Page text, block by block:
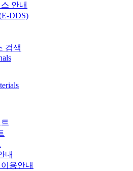
안내
DDS)
검색
내
용안내